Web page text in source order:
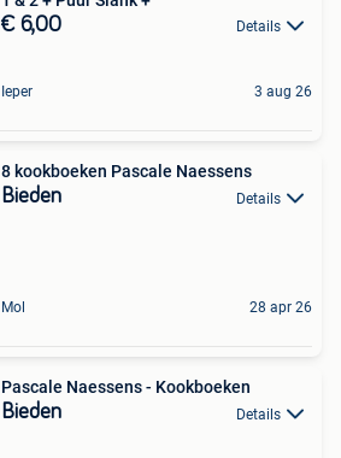
€ 6,00 Details
Ieper 3 aug 26
8 kookboeken Pascale Naessens
Bieden Details
Mol 28 apr 26
Pascale Naessens - Kookboeken
Bieden Details